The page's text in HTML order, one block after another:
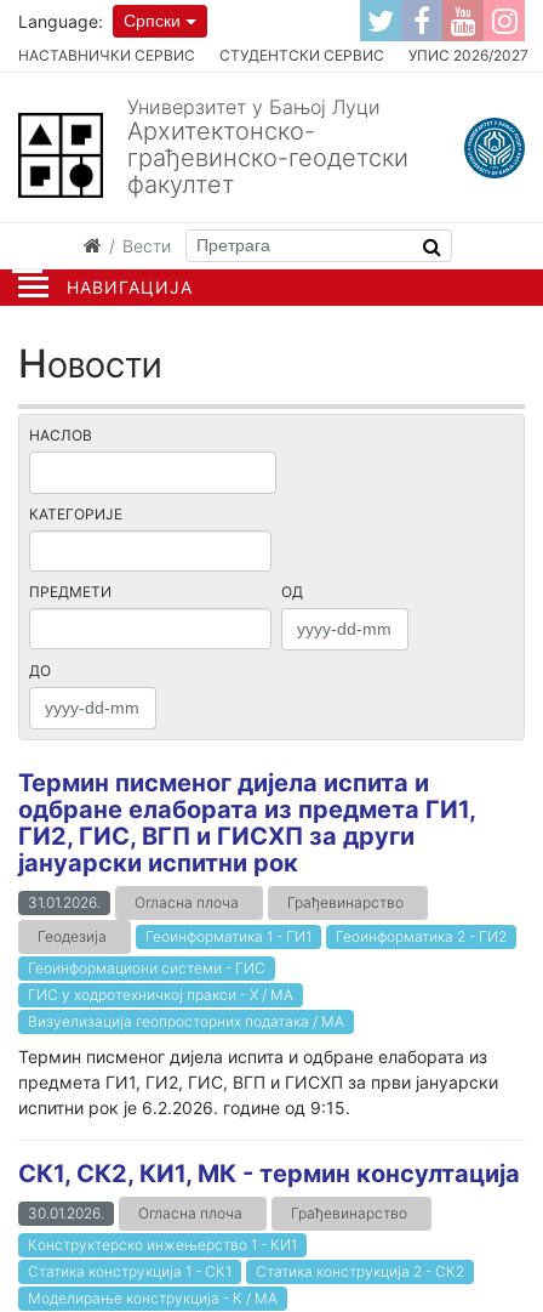
НАВИГАЦИЈА
НАСТАВНИЧКИ СЕРВИС СТУДЕНТСКИ СЕРВИС УПИС 2026/2027
Language: Српски
Универзитет у Бањој Луци
Архитектонско-
грађевинско-геодетски
факултет
Вести
Новости
НАСЛОВ
КАТЕГОРИЈЕ
ПРЕДМЕТИ ОД
ДО
Термин писменог дијела испита и
одбране елабората из предмета ГИ1,
ГИ2, ГИС, ВГП и ГИСХП за други
jaнуарски испитни рок
31.01.2026. Огласна плоча
Грађевинарство
Геодезија
Геоинформатика 1 - ГИ1
Геоинформатика 2 - ГИ2
Геоинформациони системи - ГИС
ГИС у ходротехничкој пракси - Х / МА
Визуелизација геопросторних података / МА
Термин писменог дијела испита и одбране елабората из
предмета ГИ1, ГИ2, ГИС, ВГП и ГИСХП за први јануарски
испитни рок је 6.2.2026. године од 9:15.
СК1, СК2, КИ1, МК - термин консултација
30.01.2026. Огласна плоча
Грађевинарство
Конструктерско инжењерство 1 - КИ1
Статика конструкција 1 - СК1
Статика конструкција 2 - СК2
Моделирање конструкција - К / МА